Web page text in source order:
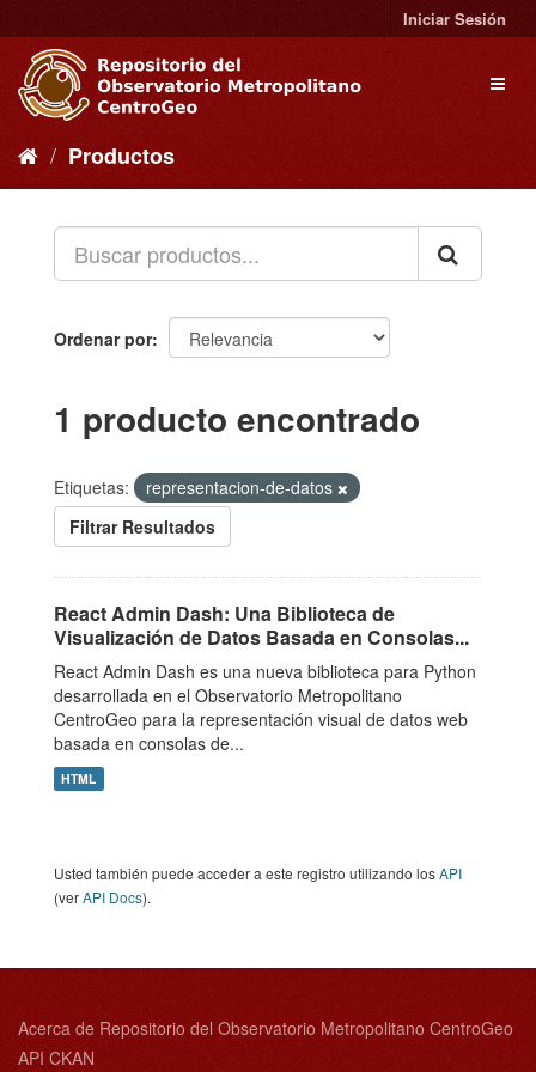
al
contenido
Iniciar Sesión
Productos
Ordenar por
1 producto encontrado
Etiquetas:
representacion-de-datos
Filtrar Resultados
React Admin Dash: Una Biblioteca de
Visualización de Datos Basada en Consolas...
React Admin Dash es una nueva biblioteca para Python
desarrollada en el Observatorio Metropolitano
CentroGeo para la representación visual de datos web
basada en consolas de...
HTML
Usted también puede acceder a este registro utilizando losAPI
(verAPI Docs).
Acerca de Repositorio del Observatorio Metropolitano CentroGeo
API CKAN